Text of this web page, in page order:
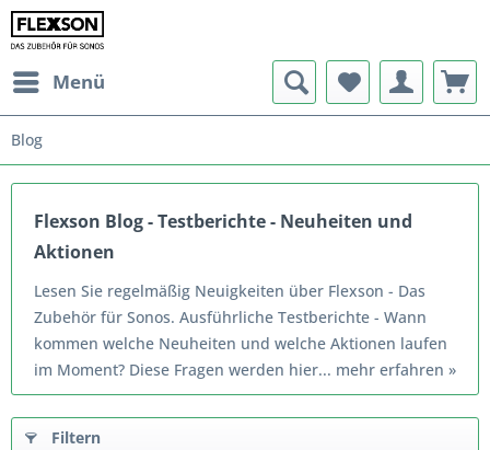
Menü
Blog
Flexson Blog - Testberichte - Neuheiten und
Aktionen
Lesen Sie regelmäßig Neuigkeiten über Flexson - Das
Zubehör für Sonos. Ausführliche Testberichte - Wann
kommen welche Neuheiten und welche Aktionen laufen
im Moment? Diese Fragen werden hier... mehr erfahren »
Filtern